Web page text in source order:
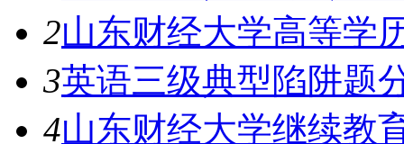
2山东财经大学高等学
3英语三级典型陷阱题
4山东财经大学继续教